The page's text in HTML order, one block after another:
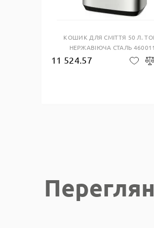
КОШИК ДЛЯ СМІТТЯ 50 Л.
НЕРЖАВІЮЧА СТАЛЬ 460011
11 524.57 В